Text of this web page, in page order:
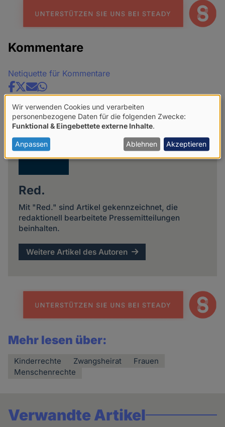
Kommentare
Netiquette für Kommentare
Share
news
Red.
Mit "Red." sind Artikel gekennzeichnet, die
redaktionell bearbeitete Pressemitteilungen
beinhalten.
Weitere Artikel des Autoren
Mehr lesen über:
Kinderrechte Zwangsheirat
Frauen
Menschenrechte
Verwandte Artikel
Verwendung
von
personenbezogenen
Daten
und
Cookies
Wir verwenden Cookies und verarbeiten
personenbezogene Daten für die folgenden Zwecke:
Funktional & Eingebettete externe Inhalte
Anpassen Ablehnen Akzeptieren